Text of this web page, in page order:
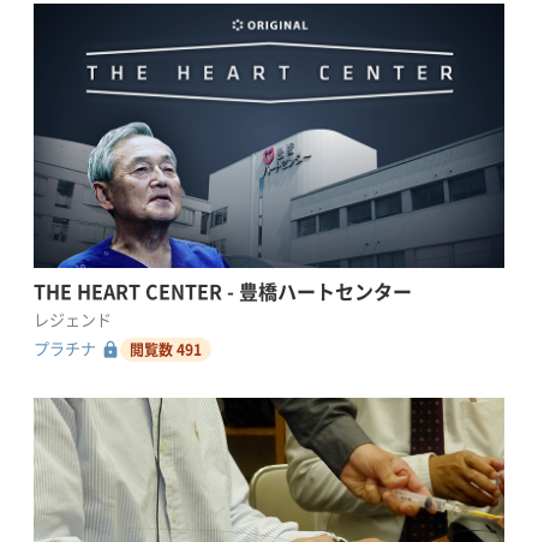
THE HEART CENTER - 豊橋ハートセンター
レジェンド
プラチナ lock 閲覧数 491